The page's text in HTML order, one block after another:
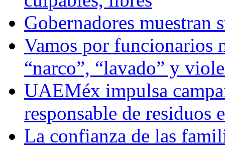
Gobernadores muestran
Vamos por funcionarios
“narco”, “lavado” y
UAEMéx impulsa
responsable de residuos
La confianza de las